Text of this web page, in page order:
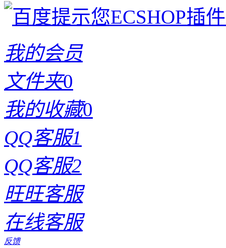
我的会员
文件夹0
我的收藏0
QQ客服1
QQ客服2
旺旺客服
在线客服
反馈